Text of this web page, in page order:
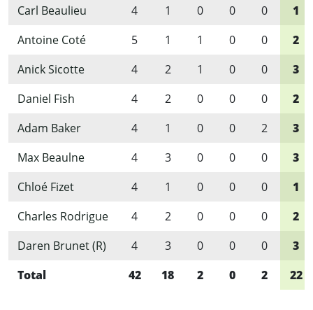
Carl Beaulieu
4 1 0 0 0
1
Antoine Coté
5 1 1 0 0
2
Anick Sicotte
4 2 1 0 0
3
Daniel Fish
4 2 0 0 0
2
Adam Baker
4 1 0 0 2
3
Max Beaulne
4 3 0 0 0
3
Chloé Fizet
4 1 0 0 0
1
Charles Rodrigue
4 2 0 0 0
2
Daren Brunet (R)
4 3 0 0 0
3
Total
42 18 2 0 2 22